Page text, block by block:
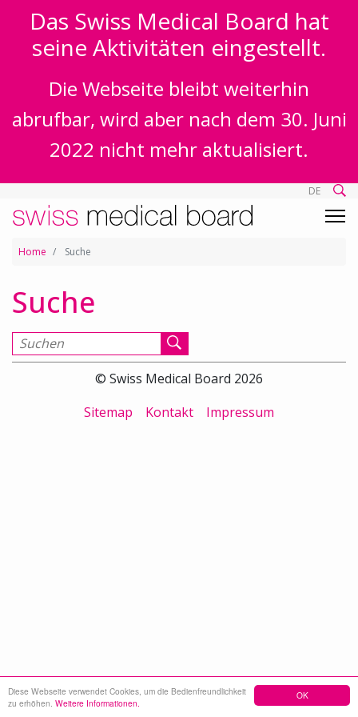
OK
Diese Webseite verwendet Cookies, um die Bedienfreundlichkeit
zu erhöhen. Weitere Informationen.
Das Swiss Medical Board hat
seine Aktivitäten eingestellt.
Die Webseite bleibt weiterhin
abrufbar, wird aber nach dem 30. Juni
2022 nicht mehr aktualisiert.
DE
Home Suche
Suche
Suchen nach
© Swiss Medical Board 2026
Sitemap
Kontakt Impressum